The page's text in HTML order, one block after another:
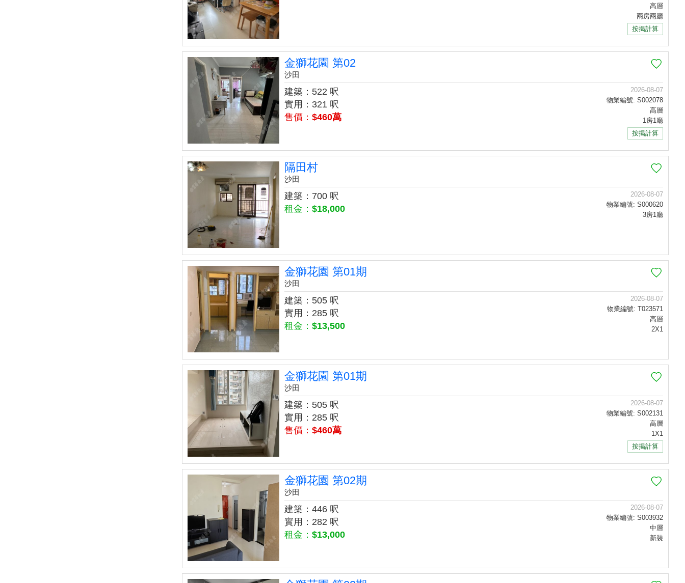
高層
兩房兩廳
按揭計算
金獅花園 第02
沙田
2026-08-07
物業編號: S002078
高層
1房1廳
按揭計算
建築：522 呎
實用：321 呎
售價： $460萬
隔田村
沙田
2026-08-07
物業編號: S000620
3房1廳
建築：700 呎
租金： $18,000
金獅花園 第01期
沙田
2026-08-07
物業編號: T023571
高層
2X1
建築：505 呎
實用：285 呎
租金： $13,500
金獅花園 第01期
沙田
2026-08-07
物業編號: S002131
高層
1X1
按揭計算
建築：505 呎
實用：285 呎
售價： $460萬
金獅花園 第02期
沙田
2026-08-07
物業編號: S003932
中層
新裝
建築：446 呎
實用：282 呎
租金： $13,000